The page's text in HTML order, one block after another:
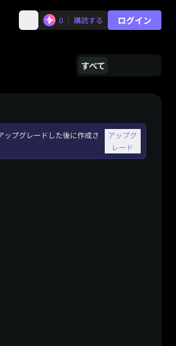
0 購読する ログイン
すべて
ップグレードした後に作成さ
アップグ
レード